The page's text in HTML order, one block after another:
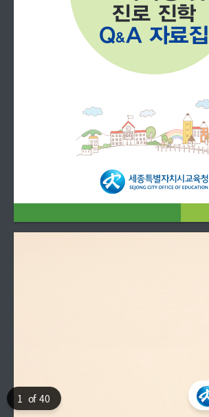
진로 진학
Q&A 자료집
1 of 40